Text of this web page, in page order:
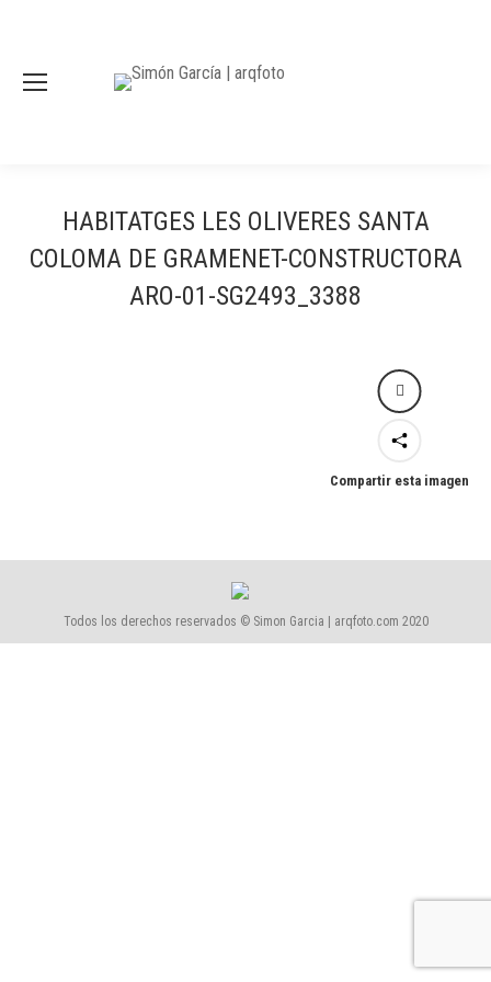
HABITATGES LES OLIVERES SANTA
COLOMA DE GRAMENET-CONSTRUCTORA
ARO-01-SG2493_3388
Compartir esta imagen
Todos los derechos reservados © Simon Garcia | arqfoto.com 2020